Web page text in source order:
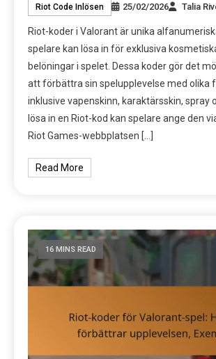
Riot Code Inlösen 25/02/2026 Talia
Riot-koder i Valorant är unika
spelare kan lösa in för exklusiva
belöningar i spelet. Dessa koder gör det
att förbättra sin spelupplevelse med olika
inklusive vapenskinn, karaktärsskin, spray
lösa in en Riot-kod kan spelare ange den
Riot Games-webbplatsen […]
Read More
16 MINS READ